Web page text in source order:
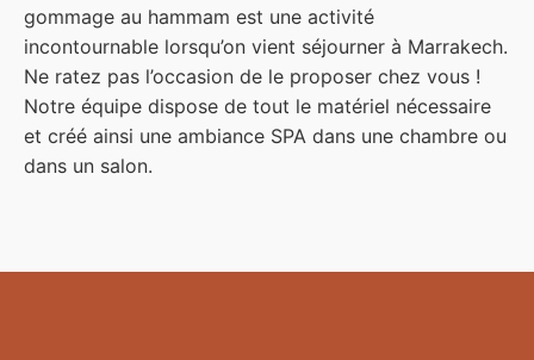
gommage au hammam est une activité
incontournable lorsqu’on vient séjourner à Marrakech.
Ne ratez pas l’occasion de le proposer chez vous !
Notre équipe dispose de tout le matériel nécessaire
et créé ainsi une ambiance SPA dans une chambre ou
dans un salon.